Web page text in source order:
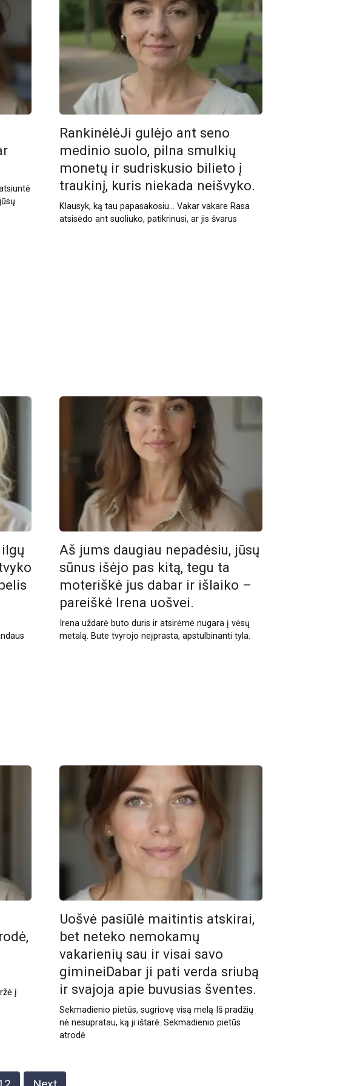
RankinėlėJi gulėjo ant seno
medinio suolo, pilna smulkių
monetų ir sudriskusio bilieto į
traukinį, kuris niekada neišvyko.
Klausyk, ką tau papasakosiu… Vakar vakare Rasa
atsisėdo ant suoliuko, patikrinusi, ar jis švarus
Aš jums daugiau nepadėsiu, jūsų
sūnus išėjo pas kitą, tegu ta
moteriškė jus dabar ir išlaiko –
pareiškė Irena uošvei.
Irena uždarė buto duris ir atsirėmė nugara į vėsų
metalą. Bute tvyrojo neįprasta, apstulbinanti tyla.
į
Uošvė pasiūlė maitintis atskirai,
bet neteko nemokamų
vakarienių sau ir visai savo
gimineiDabar ji pati verda sriubą
ir svajoja apie buvusias šventes.
Sekmadienio pietūs, sugriovę visą melą Iš pradžių
nė nesupratau, ką ji ištarė. Sekmadienio pietūs
atrodė